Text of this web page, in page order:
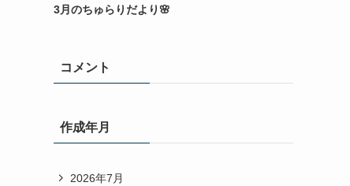
3月のちゅらりだより🌸
コメント
作成年月
2026年7月